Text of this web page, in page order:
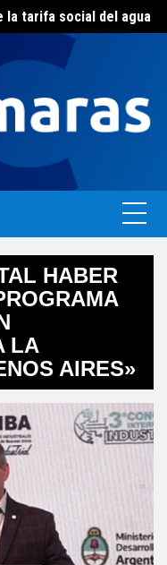
la tarifa social del agua
HABER
LA
AIRES»